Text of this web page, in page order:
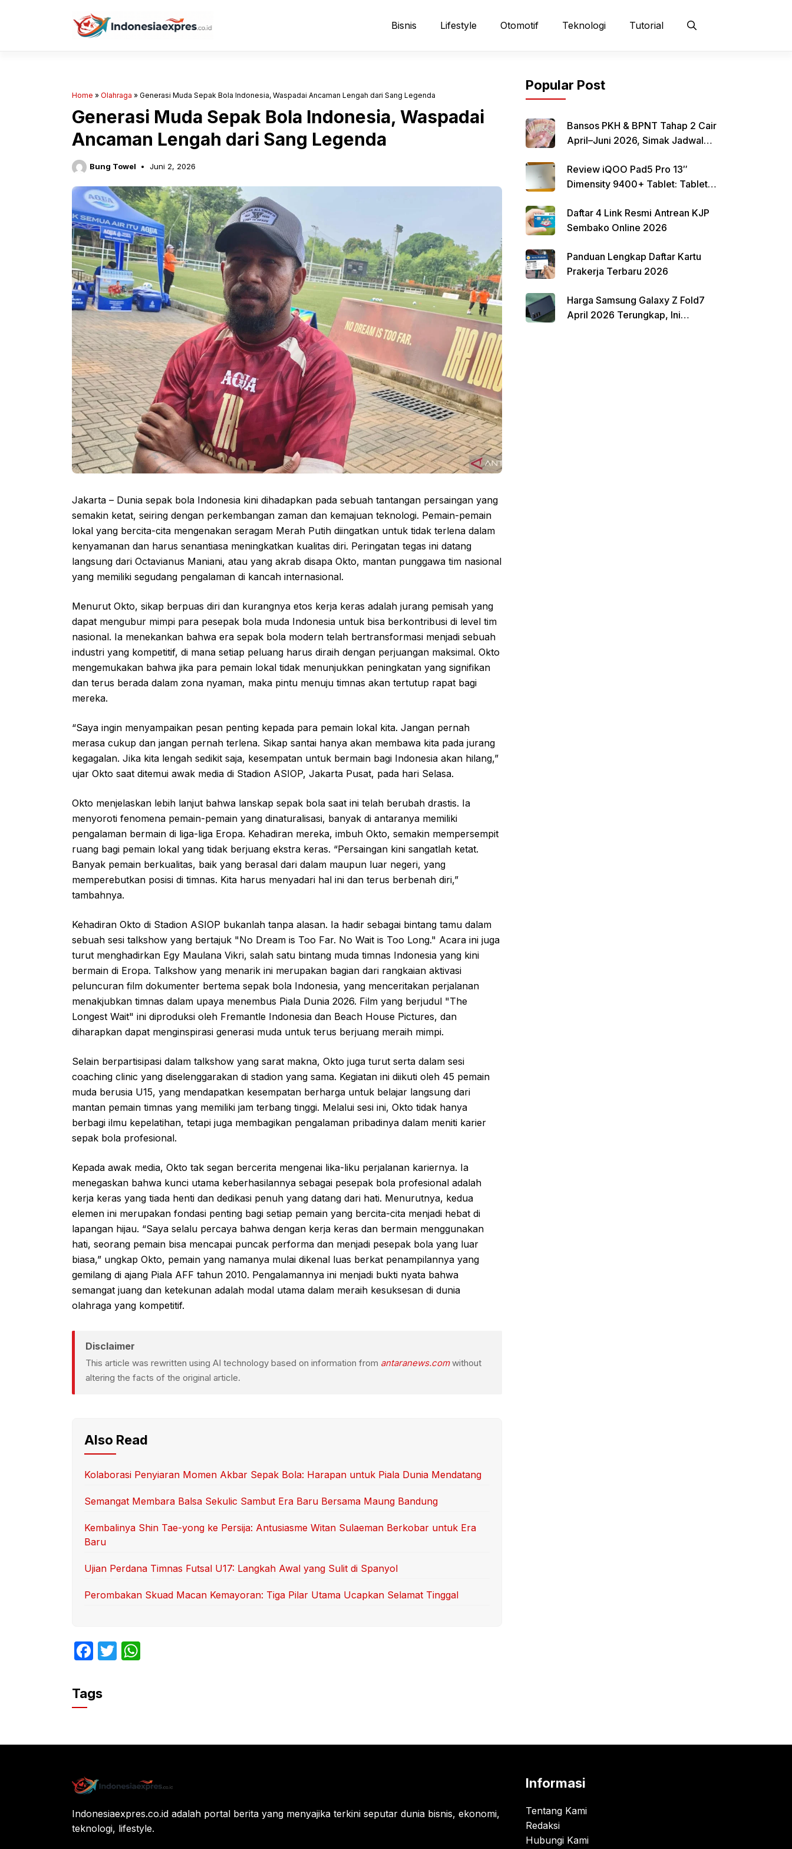
Bisnis Lifestyle Otomotif Teknologi Tutorial
Home » Olahraga » Generasi Muda Sepak Bola Indonesia, Waspadai Ancaman Lengah dari Sang Legenda
Generasi Muda Sepak Bola Indonesia, Waspadai
Ancaman Lengah dari Sang Legenda
Bung Towel Juni 2, 2026
Jakarta – Dunia sepak bola Indonesia kini dihadapkan pada sebuah tantangan persaingan yang
semakin ketat, seiring dengan perkembangan zaman dan kemajuan teknologi. Pemain-pemain
lokal yang bercita-cita mengenakan seragam Merah Putih diingatkan untuk tidak terlena dalam
kenyamanan dan harus senantiasa meningkatkan kualitas diri. Peringatan tegas ini datang
langsung dari Octavianus Maniani, atau yang akrab disapa Okto, mantan punggawa tim nasional
yang memiliki segudang pengalaman di kancah internasional.
Menurut Okto, sikap berpuas diri dan kurangnya etos kerja keras adalah jurang pemisah yang
dapat mengubur mimpi para pesepak bola muda Indonesia untuk bisa berkontribusi di level tim
nasional. Ia menekankan bahwa era sepak bola modern telah bertransformasi menjadi sebuah
industri yang kompetitif, di mana setiap peluang harus diraih dengan perjuangan maksimal. Okto
mengemukakan bahwa jika para pemain lokal tidak menunjukkan peningkatan yang signifikan
dan terus berada dalam zona nyaman, maka pintu menuju timnas akan tertutup rapat bagi
mereka.
“Saya ingin menyampaikan pesan penting kepada para pemain lokal kita. Jangan pernah
merasa cukup dan jangan pernah terlena. Sikap santai hanya akan membawa kita pada jurang
kegagalan. Jika kita lengah sedikit saja, kesempatan untuk bermain bagi Indonesia akan hilang,”
ujar Okto saat ditemui awak media di Stadion ASIOP, Jakarta Pusat, pada hari Selasa.
Okto menjelaskan lebih lanjut bahwa lanskap sepak bola saat ini telah berubah drastis. Ia
menyoroti fenomena pemain-pemain yang dinaturalisasi, banyak di antaranya memiliki
pengalaman bermain di liga-liga Eropa. Kehadiran mereka, imbuh Okto, semakin mempersempit
ruang bagi pemain lokal yang tidak berjuang ekstra keras. “Persaingan kini sangatlah ketat.
Banyak pemain berkualitas, baik yang berasal dari dalam maupun luar negeri, yang
memperebutkan posisi di timnas. Kita harus menyadari hal ini dan terus berbenah diri,”
tambahnya.
Kehadiran Okto di Stadion ASIOP bukanlah tanpa alasan. Ia hadir sebagai bintang tamu dalam
sebuah sesi talkshow yang bertajuk "No Dream is Too Far. No Wait is Too Long." Acara ini juga
turut menghadirkan Egy Maulana Vikri, salah satu bintang muda timnas Indonesia yang kini
bermain di Eropa. Talkshow yang menarik ini merupakan bagian dari rangkaian aktivasi
peluncuran film dokumenter bertema sepak bola Indonesia, yang menceritakan perjalanan
menakjubkan timnas dalam upaya menembus Piala Dunia 2026. Film yang berjudul "The
Longest Wait" ini diproduksi oleh Fremantle Indonesia dan Beach House Pictures, dan
diharapkan dapat menginspirasi generasi muda untuk terus berjuang meraih mimpi.
Selain berpartisipasi dalam talkshow yang sarat makna, Okto juga turut serta dalam sesi
coaching clinic yang diselenggarakan di stadion yang sama. Kegiatan ini diikuti oleh 45 pemain
muda berusia U15, yang mendapatkan kesempatan berharga untuk belajar langsung dari
mantan pemain timnas yang memiliki jam terbang tinggi. Melalui sesi ini, Okto tidak hanya
berbagi ilmu kepelatihan, tetapi juga membagikan pengalaman pribadinya dalam meniti karier
sepak bola profesional.
Kepada awak media, Okto tak segan bercerita mengenai lika-liku perjalanan kariernya. Ia
menegaskan bahwa kunci utama keberhasilannya sebagai pesepak bola profesional adalah
kerja keras yang tiada henti dan dedikasi penuh yang datang dari hati. Menurutnya, kedua
elemen ini merupakan fondasi penting bagi setiap pemain yang bercita-cita menjadi hebat di
lapangan hijau. “Saya selalu percaya bahwa dengan kerja keras dan bermain menggunakan
hati, seorang pemain bisa mencapai puncak performa dan menjadi pesepak bola yang luar
biasa,” ungkap Okto, pemain yang namanya mulai dikenal luas berkat penampilannya yang
gemilang di ajang Piala AFF tahun 2010. Pengalamannya ini menjadi bukti nyata bahwa
semangat juang dan ketekunan adalah modal utama dalam meraih kesuksesan di dunia
olahraga yang kompetitif.
Disclaimer
This article was rewritten using AI technology based on information from antaranews.comwithout
altering the facts of the original article.
Also Read
Kolaborasi Penyiaran Momen Akbar Sepak Bola: Harapan untuk Piala Dunia Mendatang
Semangat Membara Balsa Sekulic Sambut Era Baru Bersama Maung Bandung
Kembalinya Shin Tae-yong ke Persija: Antusiasme Witan Sulaeman Berkobar untuk Era
Baru
Ujian Perdana Timnas Futsal U17: Langkah Awal yang Sulit di Spanyol
Perombakan Skuad Macan Kemayoran: Tiga Pilar Utama Ucapkan Selamat Tinggal
F
c
e
o
k
T
p
Tags
Popular Post
Bansos PKH & BPNT Tahap 2 Cair
April–Juni 2026, Simak Jadwal
Review iQOO Pad5 Pro 13″
Dimensity 9400+ Tablet: Tablet
9400+ dengan Harga Terjangkau
Daftar 4 Link Resmi Antrean KJP
Sembako Online 2026
Panduan Lengkap Daftar Kartu
Prakerja Terbaru 2026
Harga Samsung Galaxy Z Fold7
April 2026 Terungkap, Ini
Indonesiaexpres.co.id adalah portal berita yang menyajika terkini seputar dunia bisnis, ekonomi,
teknologi, lifestyle.
Informasi
Tentang Kami
Redaksi
Hubungi Kami